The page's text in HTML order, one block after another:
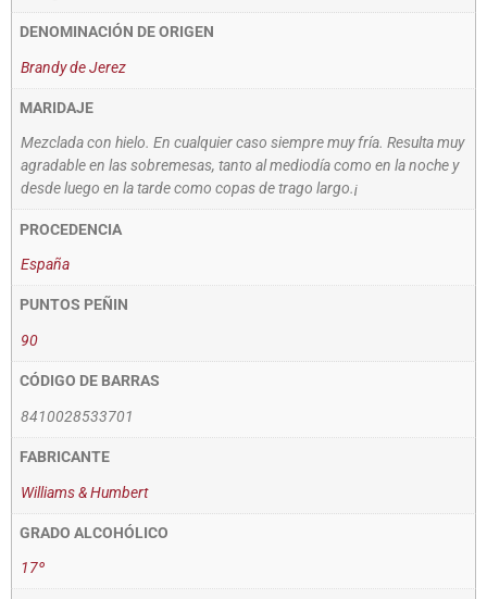
DENOMINACIÓN DE ORIGEN
Brandy de Jerez
MARIDAJE
Mezclada con hielo. En cualquier caso siempre muy fría. Resulta muy
agradable en las sobremesas, tanto al mediodía como en la noche y
desde luego en la tarde como copas de trago largo.¡
PROCEDENCIA
España
PUNTOS PEÑIN
90
CÓDIGO DE BARRAS
8410028533701
FABRICANTE
Williams & Humbert
GRADO ALCOHÓLICO
17º